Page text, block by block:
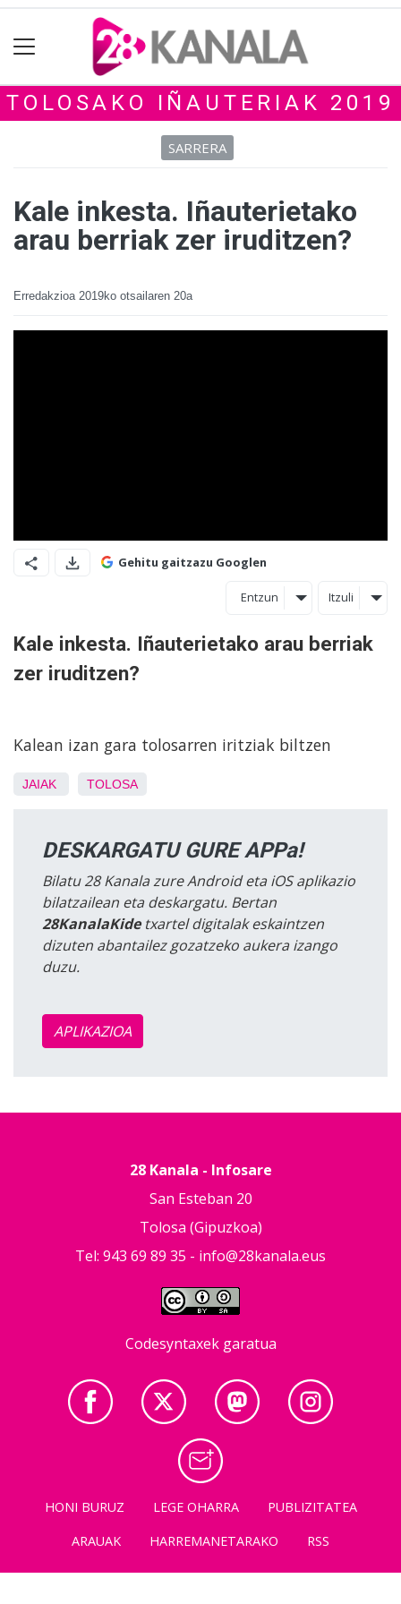
TOLOSAKO IÑAUTERIAK 2019
SARRERA
Kale inkesta. Iñauterietako
arau berriak zer iruditzen?
Erredakzioa 2019ko otsailaren 20a
Gehitu gaitzazu Googlen
Entzun Itzuli
Kale inkesta. Iñauterietako arau berriak
zer iruditzen?
Kalean izan gara tolosarren iritziak biltzen
JAIAK TOLOSA
DESKARGATU GURE APPa!
Bilatu 28 Kanala zure Android eta iOS aplikazio
bilatzailean eta deskargatu. Bertan
28KanalaKidetxartel digitalak eskaintzen
dizuten abantailez gozatzeko aukera izango
duzu.
APLIKAZIOA
28 Kanala - Infosare
San Esteban 20
Tolosa (Gipuzkoa)
Tel: 943 69 89 35 - info@28kanala.eus
Codesyntaxek garatua
HONI BURUZ LEGE OHARRA
PUBLIZITATEA
ARAUAK
HARREMANETARAKO RSS